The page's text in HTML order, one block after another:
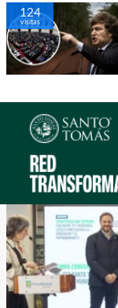
124
visitas